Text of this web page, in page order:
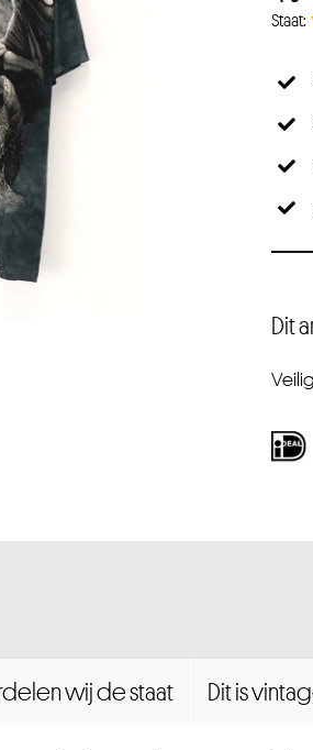
Dit
wij de staat Dit is